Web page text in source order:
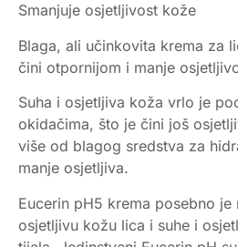
Smanjuje osjetljivost kože
Blaga, ali učinkovita krema za
čini otpornijom i manje
Suha i osjetljiva koža vrlo je
okidačima, što je čini još
više od blagog sredstva za
manje osjetljiva.
Eucerin pH5 krema posebno je
osjetljivu kožu lica i suhe i